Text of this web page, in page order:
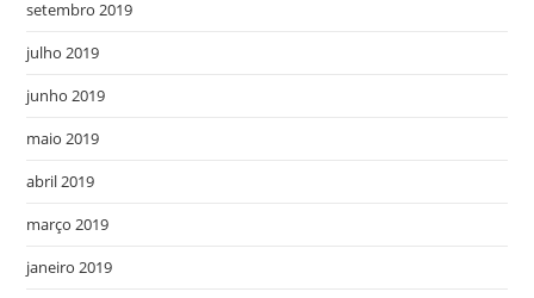
setembro 2019
julho 2019
junho 2019
maio 2019
abril 2019
março 2019
janeiro 2019